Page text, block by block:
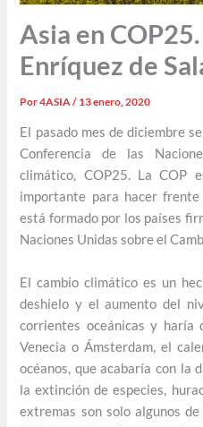
Asia en
Enríquez de
Por4ASIA/ 13 enero, 2020
El pasado mes de diciembre
Conferencia de las
climático, COP25. La COP
importante para hacer
está formado por los países
Naciones Unidas sobre el
El cambio climático es un
deshielo y el aumento del
corrientes oceánicas y haría
Venecia o Ámsterdam, el
océanos, que acabaría con la
la extinción de especies,
extremas son solo algunos